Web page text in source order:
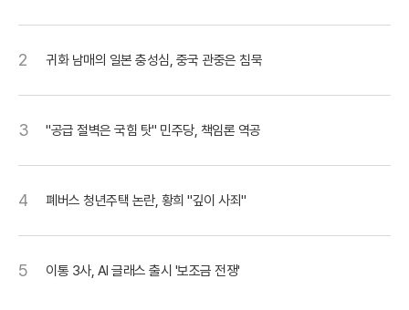
2 귀화 남매의 일본 충성심, 중국 관중은 침묵
3 "공급 절벽은 국힘 탓" 민주당, 책임론 역공
4 폐버스 청년주택 논란, 황희 "깊이 사죄"
5 이통 3사, AI 글래스 출시 '보조금 전쟁'